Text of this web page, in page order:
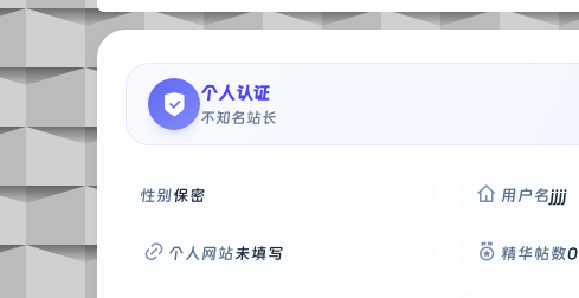
个人认证
不知名站长
性别保密 用户名jjjj
个人网站未填写 精华帖数0